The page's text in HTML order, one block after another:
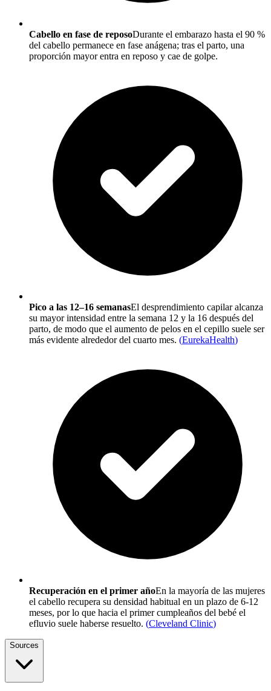
Cabello en fase de reposoDurante el embarazo hasta el 90 %
del cabello permanece en fase anágena; tras el parto, una
proporción mayor entra en reposo y cae de golpe.
Pico a las 12–16 semanasEl desprendimiento capilar alcanza
su mayor intensidad entre la semana 12 y la 16 después del
parto, de modo que el aumento de pelos en el cepillo suele ser
más evidente alrededor del cuarto mes. (EurekaHealth)
Recuperación en el primer añoEn la mayoría de las mujeres
el cabello recupera su densidad habitual en un plazo de 6-12
meses, por lo que hacia el primer cumpleaños del bebé el
efluvio suele haberse resuelto. (Cleveland Clinic)
Sources